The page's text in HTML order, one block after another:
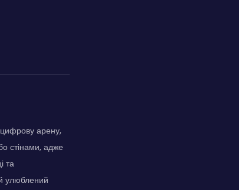
арену,
стінами, адже
та
улюблений